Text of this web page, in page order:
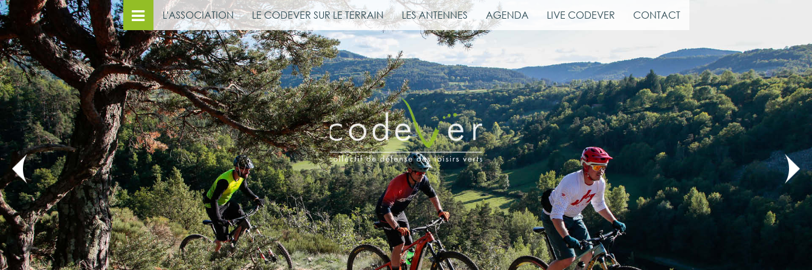
L'ASSOCIATION LE CODEVER SUR LE TERRAIN LES ANTENNES AGENDA LIVE CODEVER CONTACT